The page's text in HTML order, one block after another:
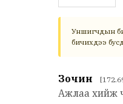
Уншигчдын
бичихдээ
Зочин
Ажлаа хийж